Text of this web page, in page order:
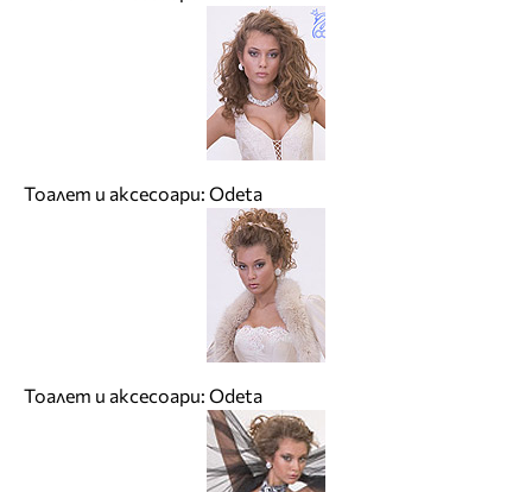
Тоалет и аксесоари: Odeta
Тоалет и аксесоари: Odeta